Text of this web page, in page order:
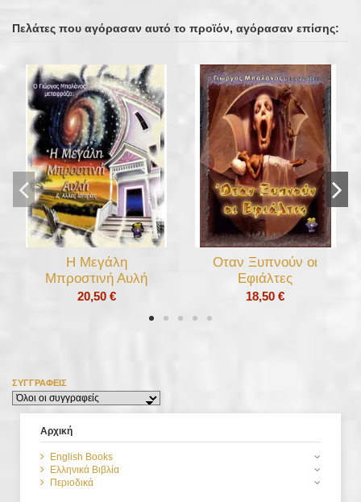
Πελάτες που αγόρασαν αυτό το προϊόν, αγόρασαν επίσης:
Η Μεγάλη
Μπροστινή Αυλή
20,50 €
Οταν Ξυπνούν οι
Εφιάλτες
18,50 €
20,50 €
19,50 €
ΣΥΓΓΡΑΦΕΊΣ
Αρχική
English Books
Ελληνικά Βιβλία
Περιοδικά